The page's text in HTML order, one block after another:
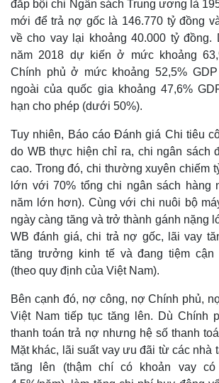
Thế giới
Quan sát
Video
đắp bội chi Ngân sách Trung ương là
mới để trả nợ gốc là 146.770 tỷ đồng
về cho vay lại khoảng 40.000 tỷ đồng.
năm 2018 dự kiến ở mức khoảng
Chính phủ ở mức khoảng 52,5%
ngoài của quốc gia khoảng 47,6%
hạn cho phép (dưới 50%).
Tuy nhiên, Báo cáo Đánh giá Chi tiêu
do WB thực hiện chỉ ra, chi ngân sách
cao. Trong đó, chi thường xuyên chiếm
lớn với 70% tổng chi ngân sách hàng
năm lớn hơn). Cùng với chi nuôi bộ
ngày càng tăng và trở thành gánh nặng
WB đánh giá, chi trả nợ gốc, lãi vay
tăng trưởng kinh tế và đang tiệm cận
(theo quy định của Việt Nam).
Bên cạnh đó, nợ công, nợ Chính phủ,
Việt Nam tiếp tục tăng lên. Dù Chính
thanh toán trả nợ nhưng hệ số thanh
Mặt khác, lãi suất vay ưu đãi từ các nhà
tăng lên (thậm chí có khoản vay